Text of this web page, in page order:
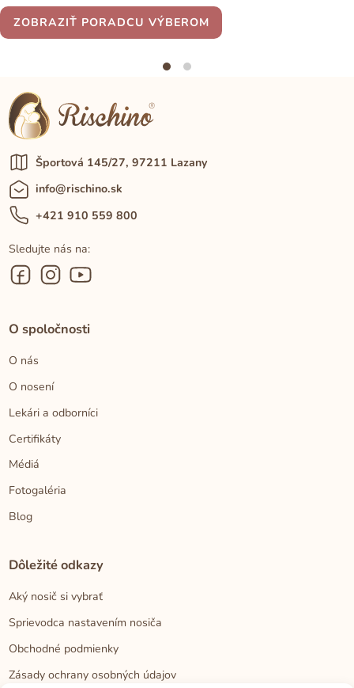
ZOBRAZIŤ PORADCU VÝBEROM
Športová 145/27, 97211 Lazany
info@rischino.sk
+421 910 559 800
Sledujte nás na:
O spoločnosti
O nás
O nosení
Lekári a odborníci
Certifikáty
Médiá
Fotogaléria
Blog
Dôležité odkazy
Aký nosič si vybrať
Sprievodca nastavením nosiča
Obchodné podmienky
Zásady ochrany osobných údajov